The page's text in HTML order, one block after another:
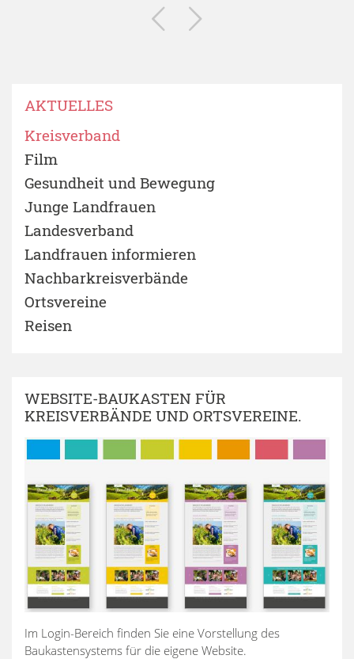
AKTUELLES
Kreisverband
Film
Gesundheit und Bewegung
Junge Landfrauen
Landesverband
Landfrauen informieren
Nachbarkreisverbände
Ortsvereine
Reisen
WEBSITE-BAUKASTEN FÜR
KREISVERBÄNDE UND ORTSVEREINE.
Im Login-Bereich finden Sie eine Vorstellung des
Baukastensystems für die eigene Website.